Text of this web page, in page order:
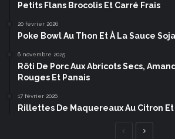
Petits Flans Brocolis Et Carré Frais
20 février 2026
Poke Bowl Au Thon Et À La Sauce
6 novembre 2025
Rôti De Porc Aux Abricots Secs,
Rouges Et Panais
17 février 2026
Rillettes De Maquereaux Au Citron Et
Page